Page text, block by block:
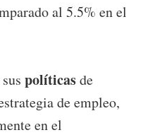
al 5.5% en el
políticasde
de empleo,
en el